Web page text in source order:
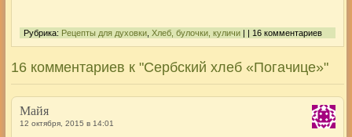
Рубрика: Рецепты для духовки, Хлеб, булочки, куличи| | 16 комментариев
16 комментариев к "Сербский хлеб «Погачице»"
Майя
12 октября, 2015 в 14:01